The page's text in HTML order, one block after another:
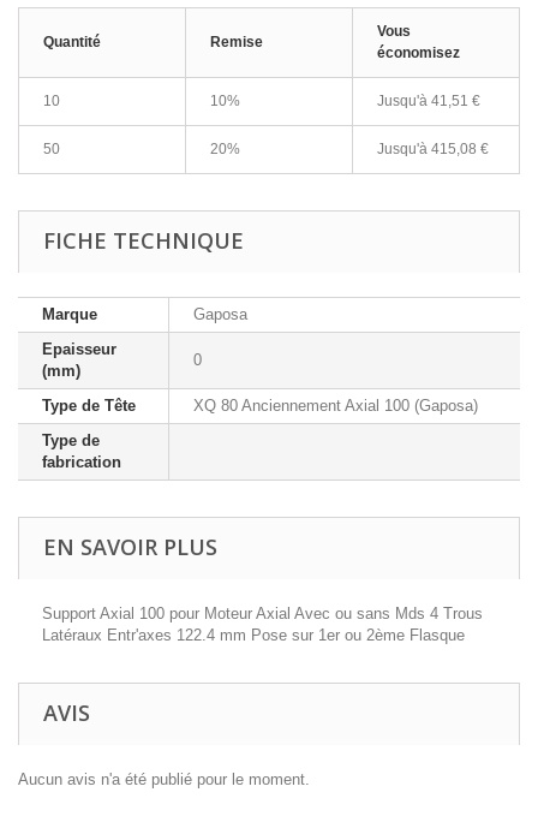
Quantité Remise
Vous
économisez
10 10% Jusqu'à 41,51 €
50 20% Jusqu'à 415,08 €
FICHE TECHNIQUE
Marque
Gaposa
Epaisseur
(mm)
0
Type de Tête
XQ 80 Anciennement Axial 100 (Gaposa)
Type de
fabrication
EN SAVOIR PLUS
Support Axial 100 pour Moteur Axial Avec ou sans Mds 4 Trous
Latéraux Entr'axes 122.4 mm Pose sur 1er ou 2ème Flasque
AVIS
Aucun avis n'a été publié pour le moment.